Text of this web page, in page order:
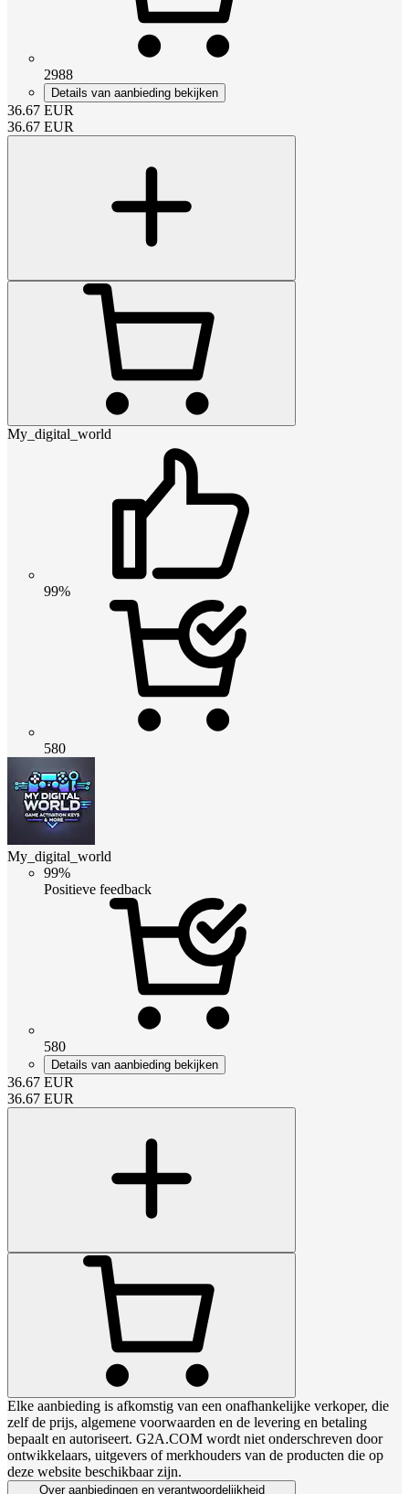
2988
Details van aanbieding bekijken
36.67 EUR
36.67 EUR
My_digital_world
99%
580
My_digital_world
99%
Positieve feedback
580
Details van aanbieding bekijken
36.67 EUR
36.67 EUR
Elke aanbieding is afkomstig van een onafhankelijke verkoper, die
zelf de prijs, algemene voorwaarden en de levering en betaling
bepaalt en autoriseert. G2A.COM wordt niet onderschreven door
ontwikkelaars, uitgevers of merkhouders van de producten die op
deze website beschikbaar zijn.
Over aanbiedingen en verantwoordelijkheid